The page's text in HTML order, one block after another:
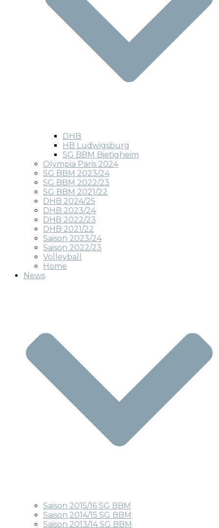
DHB
HB Ludwigsburg
SG BBM Bietigheim
Olympia Paris 2024
SG BBM 2023/24
SG BBM 2022/23
SG BBM 2021/22
DHB 2024/25
DHB 2023/24
DHB 2022/23
DHB 2021/22
Saison 2023/24
Saison 2022/23
Volleyball
Home
News
Saison 2015/16 SG BBM
Saison 2014/15 SG BBM
Saison 2013/14 SG BBM